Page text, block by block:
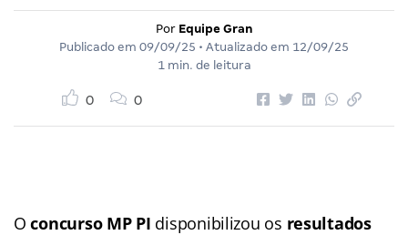
Por Equipe Gran
Publicado em 09/09/25 • Atualizado em 12/09/25
1 min. de leitura
0 0
Oconcurso MP PI disponibilizou os resultados